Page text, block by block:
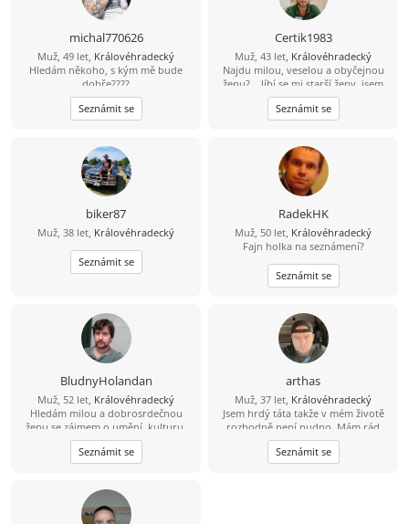
michal770626
Muž, 49 let, Královéhradecký
Hledám někoho, s kým mě bude
dobře????
Seznámit se
Certik1983
Muž, 43 let, Královéhradecký
Najdu milou, veselou a obyčejnou
ženu?... líbí se mi starší ženy, jsem
chtěl ještě dodat....
Seznámit se
biker87
Muž, 38 let, Královéhradecký
Seznámit se
RadekHK
Muž, 50 let, Královéhradecký
Fajn holka na seznámení?
Seznámit se
BludnyHolandan
Muž, 52 let, Královéhradecký
Hledám milou a dobrosrdečnou
ženu se zájmem o umění, kulturu,
památky a láskou ke zvířatům a
přírodě. Rád bych s takovou ženou
spoluprožíval hezké chvíle a
Seznámit se
arthas
Muž, 37 let, Královéhradecký
Jsem hrdý táta takže v mém životě
rozhodně není nudno. Mám rád
aktivní odpočinek – vyrazit na
procházku, do přírody nebo na výlet
je pro mě ideální způsob, jak vyčistit
Seznámit se